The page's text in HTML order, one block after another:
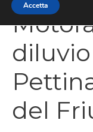
del
Accetta